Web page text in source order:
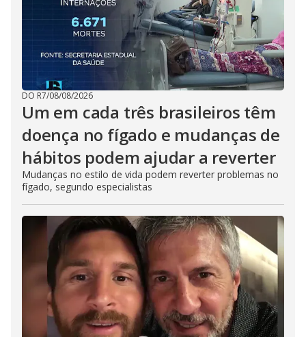
DO R7/08/08/2026
Um em cada três brasileiros têm
doença no fígado e mudanças de
hábitos podem ajudar a reverter
Mudanças no estilo de vida podem reverter problemas no
fígado, segundo especialistas